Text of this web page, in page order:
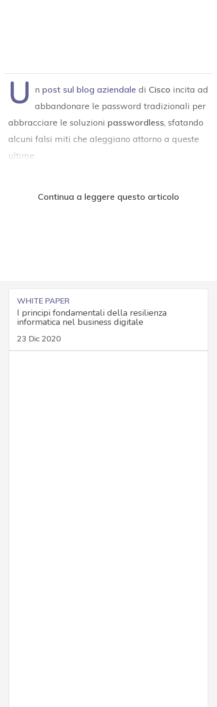
U n post sul blog aziendale di Cisco incita ad
abbandonare le password tradizionali per
abbracciare le soluzioni passwordless, sfatando
alcuni falsi miti che aleggiano attorno a queste
ultime.
Continua a leggere questo articolo
WHITE PAPER
I principi fondamentali della resilienza
informatica nel business digitale
23 Dic 2020